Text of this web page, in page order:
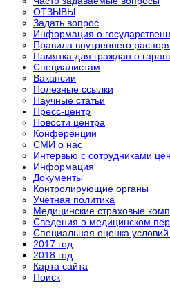
ОТЗЫВЫ
Задать вопрос
Информация о
Правила внутреннего
Памятка для граждан о
Специалистам
Вакансии
Полезные ссылки
Научные статьи
Пресс-центр
Новости центра
Конференции
СМИ о нас
Интервью с сотрудниками
Информация
Документы
Контролирующие органы
Учетная политика
Медицинские страховые
Сведения о медицинском
Специальная оценка условий
2017 год
2018 год
Карта сайта
Поиск